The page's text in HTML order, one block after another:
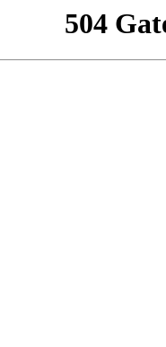
504